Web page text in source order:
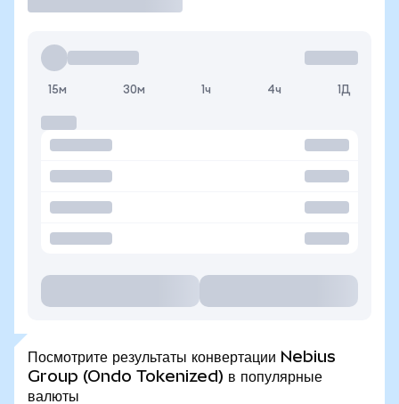
15м 30м 1ч 4ч 1Д
Посмотрите результаты конвертации Nebius
Group (Ondo Tokenized) в популярные
валюты